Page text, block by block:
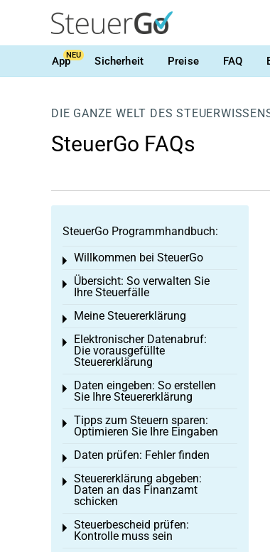
AppNEU Sicherheit Preise FAQ
DIE GANZE WELT DES
SteuerGo FAQs
SteuerGo Programmhandbuch:
Willkommen bei SteuerGo
Toggle menu
Übersicht: So verwalten Sie
Ihre Steuerfälle
Toggle menu
Meine Steuererklärung
Toggle menu
Elektronischer Datenabruf:
Die vorausgefüllte
Steuererklärung
Toggle menu
Daten eingeben: So erstellen
Sie Ihre Steuererklärung
Toggle menu
Tipps zum Steuern sparen:
Optimieren Sie Ihre Eingaben
Toggle menu
Daten prüfen: Fehler finden
Toggle menu
Steuererklärung abgeben:
Daten an das Finanzamt
schicken
Toggle menu
Steuerbescheid prüfen:
Kontrolle muss sein
Toggle menu